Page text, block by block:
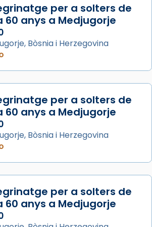
27 de juliol, ha tingut lloc la
de gràcies en agraïment al
de la visita apostòlica
XIV a Barcelona, i als
a la Catedral de Barcelona.
Barcelona, el cardenal Joan
ha presidit la missa i l’ha
bisbe auxiliar de Barcelona,
Share
de Barcelona
santes Juliana i
per a solters de
60 anys a Medjugorje
Bòsnia i Herzegovina
per a solters de
60 anys a Medjugorje
Bòsnia i Herzegovina
per a solters de
60 anys a Medjugorje